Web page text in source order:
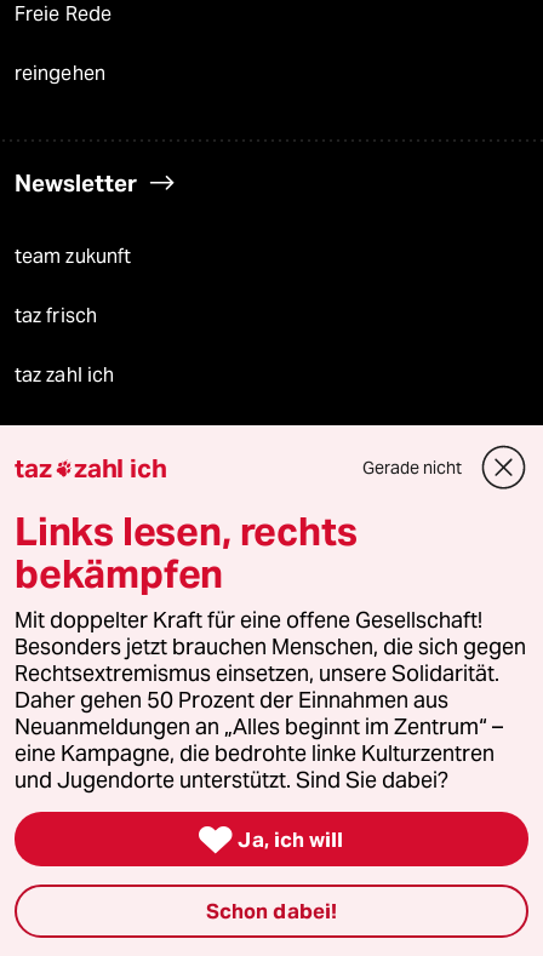
Freie Rede
reingehen
Newsletter
team zukunft
taz frisch
taz zahl ich
Veranstaltungen
Demnächst
Vor Ort
Live im Stream
Vergangene
taz lab 2027
taz zahl ich Gerade nicht
Links lesen, rechts
bekämpfen
Mit doppelter Kraft für eine offene Gesellschaft!
Besonders jetzt brauchen Menschen, die sich gegen
Rechtsextremismus einsetzen, unsere Solidarität.
Daher gehen 50 Prozent der Einnahmen aus
Neuanmeldungen an „Alles beginnt im Zentrum“ –
eine Kampagne, die bedrohte linke Kulturzentren
und Jugendorte unterstützt. Sind Sie dabei?
 Ja, ich will
Schon dabei!